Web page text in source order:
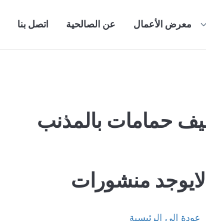
معرض الأعمال عن الصالحية اتصل بنا
حمامات بالمذنب
منشورات
عودة الى الرئيسية